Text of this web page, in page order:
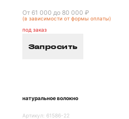
От 61 000 до 80 000 ₽
(в зависимости от формы оплаты)
под заказ
Запросить
натуральное волокно
Артикул: 61586-22